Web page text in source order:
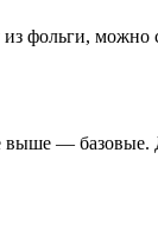
из фольги, можно
выше —